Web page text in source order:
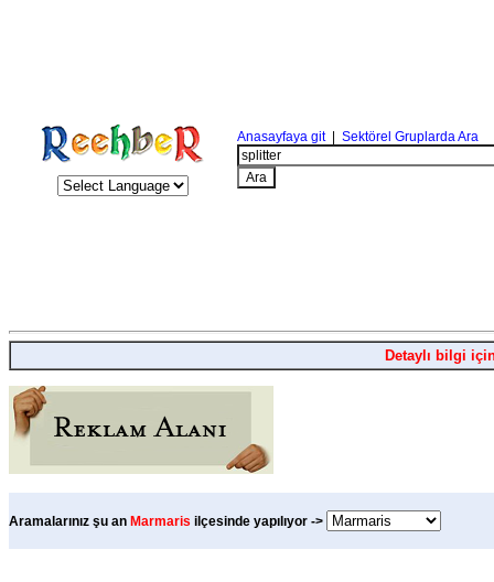
Anasayfaya git| Sektörel Gruplarda Ara
Detaylı bilgi
Aramalarınız şu an Marmaris ilçesinde yapılıyor ->